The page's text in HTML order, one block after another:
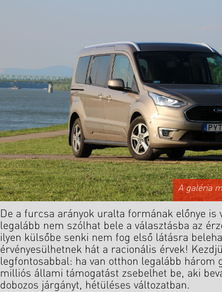
A galéria
De a furcsa arányok uralta formának előnye is
legalább nem szólhat bele a választásba az
ilyen külsőbe senki nem fog első látásra
érvényesülhetnek hát a racionális érvek!
legfontosabbal: ha van otthon legalább három
milliós állami támogatást zsebelhet be, aki
dobozos járgányt, hétüléses változatban.